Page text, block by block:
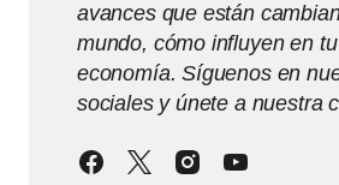
avances que están
mundo, cómo influyen en
economía. Síguenos en
sociales y únete a nuestra